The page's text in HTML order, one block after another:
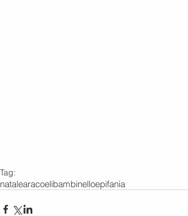
Tag:
natalearacoelibambinelloepifania